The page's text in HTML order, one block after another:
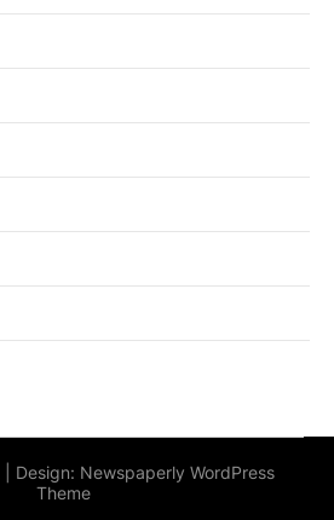
| Design: Newspaperly WordPress
Theme